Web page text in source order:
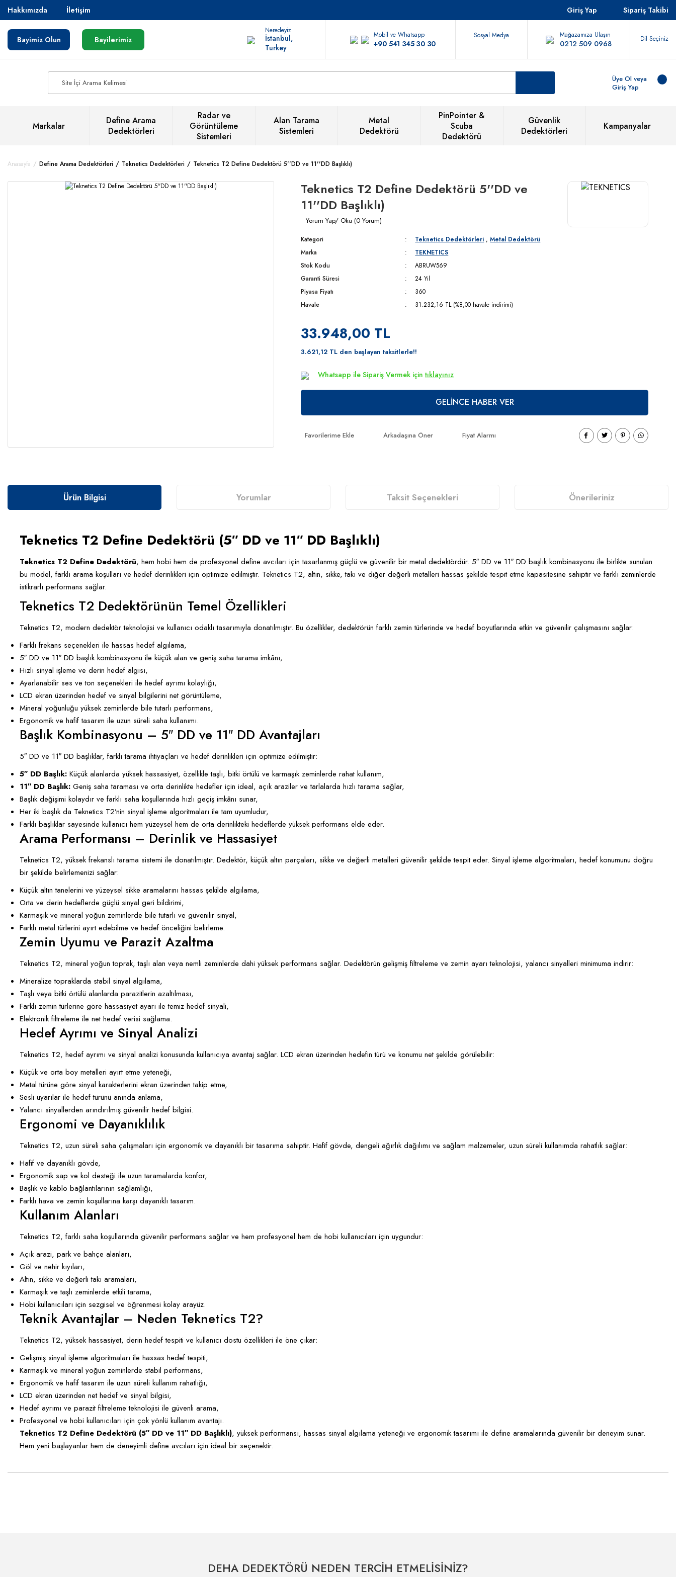
Hakkımızda İletişim Giriş Yap Sipariş Takibi
Bayimiz Olun Bayilerimiz
Neredeyiz
İstanbul,
Turkey
Mobil ve Whatsapp
+90 541 345 30 30
Sosyal Medya Mağazamıza Ulaşın
0212 509 0968 Dil Seçiniz
Üye Ol veya
Giriş Yap
Markalar
Define Arama
Dedektörleri
Radar ve
Görüntüleme
Sistemleri
Alan Tarama
Sistemleri
Metal
Dedektörü
PinPointer &
Scuba
Dedektörü
Güvenlik
Dedektörleri
Kampanyalar
Anasayfa Define Arama Dedektörleri Teknetics Dedektörleri Teknetics T2 Define Dedektörü 5''DD ve 11''DD Başlıklı)
Teknetics T2 Define Dedektörü 5''DD ve
11''DD Başlıklı)
Yorum Yap/ Oku (0 Yorum)
Kategori Teknetics Dedektörleri ,Metal Dedektörü
Marka
TEKNETICS
Stok Kodu
ABRUW569
Garanti Süresi
24 Yıl
Piyasa Fiyatı
360
Havale
31.232,16 TL (%8,00 havale indirimi)
33.948,00 TL
3.621,12 TL den başlayan taksitlerle!!
Whatsapp ile Sipariş Vermek için tıklayınız
GELİNCE HABER VER
Arkadaşına Öner Fiyat Alarmı
Ürün Bilgisi Yorumlar Taksit Seçenekleri Önerileriniz
Teknetics T2 Define Dedektörü (5″ DD ve 11″ DD Başlıklı)
Teknetics T2 Define Dedektörü, hem hobi hem de profesyonel define avcıları için tasarlanmış güçlü ve güvenilir bir metal dedektördür. 5″ DD ve 11″ DD başlık kombinasyonu ile birlikte sunulan
bu model, farklı arama koşulları ve hedef derinlikleri için optimize edilmiştir. Teknetics T2, altın, sikke, takı ve diğer değerli metalleri hassas şekilde tespit etme kapasitesine sahiptir ve farklı zeminlerde
istikrarlı performans sağlar.
Teknetics T2 Dedektörünün Temel Özellikleri
Teknetics T2, modern dedektör teknolojisi ve kullanıcı odaklı tasarımıyla donatılmıştır. Bu özellikler, dedektörün farklı zemin türlerinde ve hedef boyutlarında etkin ve güvenilir çalışmasını sağlar:
Farklı frekans seçenekleri ile hassas hedef algılama,
5″ DD ve 11″ DD başlık kombinasyonu ile küçük alan ve geniş saha tarama imkânı,
Hızlı sinyal işleme ve derin hedef algısı,
Ayarlanabilir ses ve ton seçenekleri ile hedef ayrımı kolaylığı,
LCD ekran üzerinden hedef ve sinyal bilgilerini net görüntüleme,
Mineral yoğunluğu yüksek zeminlerde bile tutarlı performans,
Ergonomik ve hafif tasarım ile uzun süreli saha kullanımı.
Başlık Kombinasyonu – 5″ DD ve 11″ DD Avantajları
5″ DD ve 11″ DD başlıklar, farklı tarama ihtiyaçları ve hedef derinlikleri için optimize edilmiştir:
5″ DD Başlık: Küçük alanlarda yüksek hassasiyet, özellikle taşlı, bitki örtülü ve karmaşık zeminlerde rahat kullanım,
11″ DD Başlık: Geniş saha taraması ve orta derinlikte hedefler için ideal, açık araziler ve tarlalarda hızlı tarama sağlar,
Başlık değişimi kolaydır ve farklı saha koşullarında hızlı geçiş imkânı sunar,
Her iki başlık da Teknetics T2’nin sinyal işleme algoritmaları ile tam uyumludur,
Farklı başlıklar sayesinde kullanıcı hem yüzeysel hem de orta derinlikteki hedeflerde yüksek performans elde eder.
Arama Performansı – Derinlik ve Hassasiyet
Teknetics T2, yüksek frekanslı tarama sistemi ile donatılmıştır. Dedektör, küçük altın parçaları, sikke ve değerli metalleri güvenilir şekilde tespit eder. Sinyal işleme algoritmaları, hedef konumunu doğru
bir şekilde belirlemenizi sağlar:
Küçük altın tanelerini ve yüzeysel sikke aramalarını hassas şekilde algılama,
Orta ve derin hedeflerde güçlü sinyal geri bildirimi,
Karmaşık ve mineral yoğun zeminlerde bile tutarlı ve güvenilir sinyal,
Farklı metal türlerini ayırt edebilme ve hedef önceliğini belirleme.
Zemin Uyumu ve Parazit Azaltma
Teknetics T2, mineral yoğun toprak, taşlı alan veya nemli zeminlerde dahi yüksek performans sağlar. Dedektörün gelişmiş filtreleme ve zemin ayarı teknolojisi, yalancı sinyalleri minimuma indirir:
Mineralize topraklarda stabil sinyal algılama,
Taşlı veya bitki örtülü alanlarda parazitlerin azaltılması,
Farklı zemin türlerine göre hassasiyet ayarı ile temiz hedef sinyali,
Elektronik filtreleme ile net hedef verisi sağlama.
Hedef Ayrımı ve Sinyal Analizi
Teknetics T2, hedef ayrımı ve sinyal analizi konusunda kullanıcıya avantaj sağlar. LCD ekran üzerinden hedefin türü ve konumu net şekilde görülebilir:
Küçük ve orta boy metalleri ayırt etme yeteneği,
Metal türüne göre sinyal karakterlerini ekran üzerinden takip etme,
Sesli uyarılar ile hedef türünü anında anlama,
Yalancı sinyallerden arındırılmış güvenilir hedef bilgisi.
Ergonomi ve Dayanıklılık
Teknetics T2, uzun süreli saha çalışmaları için ergonomik ve dayanıklı bir tasarıma sahiptir. Hafif gövde, dengeli ağırlık dağılımı ve sağlam malzemeler, uzun süreli kullanımda rahatlık sağlar:
Hafif ve dayanıklı gövde,
Ergonomik sap ve kol desteği ile uzun taramalarda konfor,
Başlık ve kablo bağlantılarının sağlamlığı,
Farklı hava ve zemin koşullarına karşı dayanıklı tasarım.
Kullanım Alanları
Teknetics T2, farklı saha koşullarında güvenilir performans sağlar ve hem profesyonel hem de hobi kullanıcıları için uygundur:
Açık arazi, park ve bahçe alanları,
Göl ve nehir kıyıları,
Altın, sikke ve değerli takı aramaları,
Karmaşık ve taşlı zeminlerde etkili tarama,
Hobi kullanıcıları için sezgisel ve öğrenmesi kolay arayüz.
Teknik Avantajlar – Neden Teknetics T2?
Teknetics T2, yüksek hassasiyet, derin hedef tespiti ve kullanıcı dostu özellikleri ile öne çıkar:
Gelişmiş sinyal işleme algoritmaları ile hassas hedef tespiti,
Karmaşık ve mineral yoğun zeminlerde stabil performans,
Ergonomik ve hafif tasarım ile uzun süreli kullanım rahatlığı,
LCD ekran üzerinden net hedef ve sinyal bilgisi,
Hedef ayrımı ve parazit filtreleme teknolojisi ile güvenli arama,
Profesyonel ve hobi kullanıcıları için çok yönlü kullanım avantajı.
Teknetics T2 Define Dedektörü (5″ DD ve 11″ DD Başlıklı), yüksek performansı, hassas sinyal algılama yeteneği ve ergonomik tasarımı ile define aramalarında güvenilir bir deneyim sunar.
Hem yeni başlayanlar hem de deneyimli define avcıları için ideal bir seçenektir.
DEHA DEDEKTÖRÜ NEDEN TERCİH ETMELİSİNİZ?